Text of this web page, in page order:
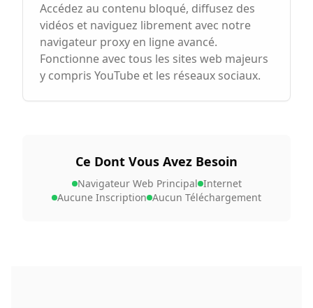
Accédez au contenu bloqué, diffusez des
vidéos et naviguez librement avec notre
navigateur proxy en ligne avancé.
Fonctionne avec tous les sites web majeurs
y compris YouTube et les réseaux sociaux.
Ce Dont Vous Avez Besoin
Navigateur Web Principal Internet
Aucune Inscription Aucun Téléchargement